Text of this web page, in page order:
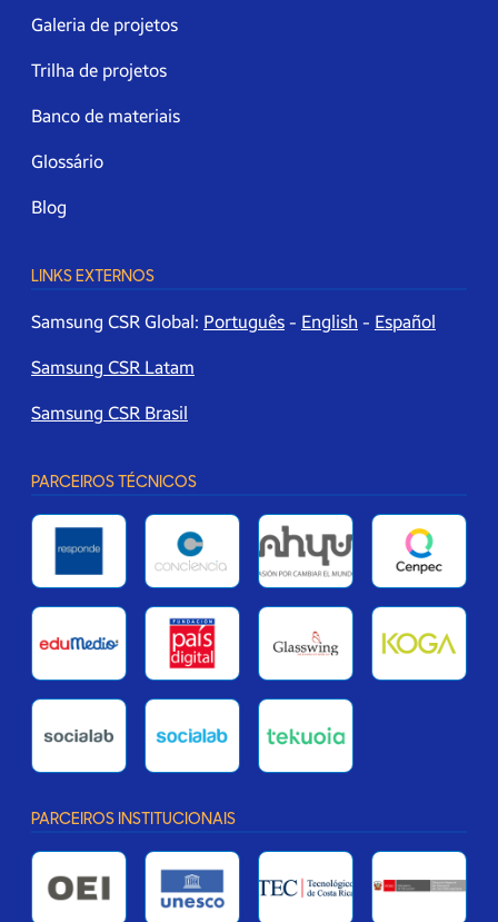
Galeria de projetos
Trilha de projetos
Banco de materiais
Glossário
Blog
LINKS EXTERNOS
Samsung CSR Global: Português - English - Español
Samsung CSR Latam
Samsung CSR Brasil
PARCEIROS TÉCNICOS
PARCEIROS INSTITUCIONAIS